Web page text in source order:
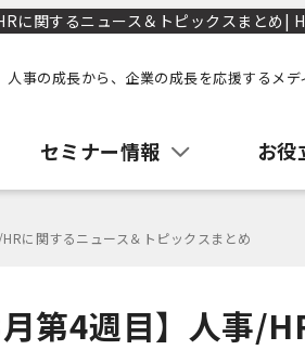
に関するニュース＆トピックスまとめ|
人事の成長から、企業の成長を応援するメデ
セミナー情報 お役
に関するニュース＆トピックスまとめ
月第4週目】人事/